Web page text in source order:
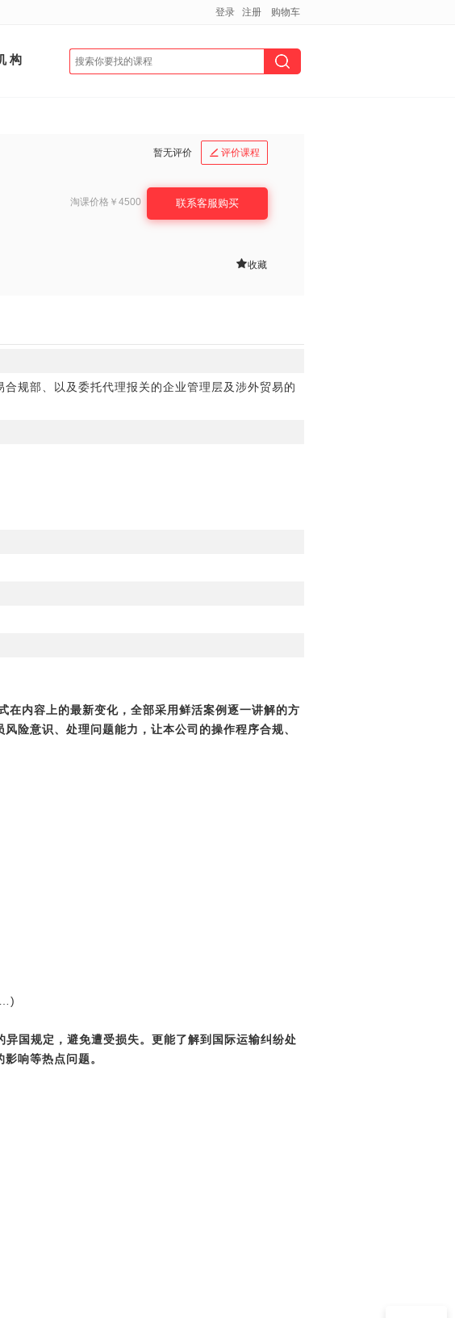
构
暂无评价  评价课程
淘课价格 ￥4500 联系客服购买
收藏
规部、以及委托代理报关的企业管理层及涉外贸易的
内容上的最新变化，全部采用鲜活案例逐一讲解的方
险意识、处理问题能力，让本公司的操作程序合规、
异国规定，避免遭受损失。更能了解到国际运输纠纷处
响等热点问题。
登录 注册 购物车